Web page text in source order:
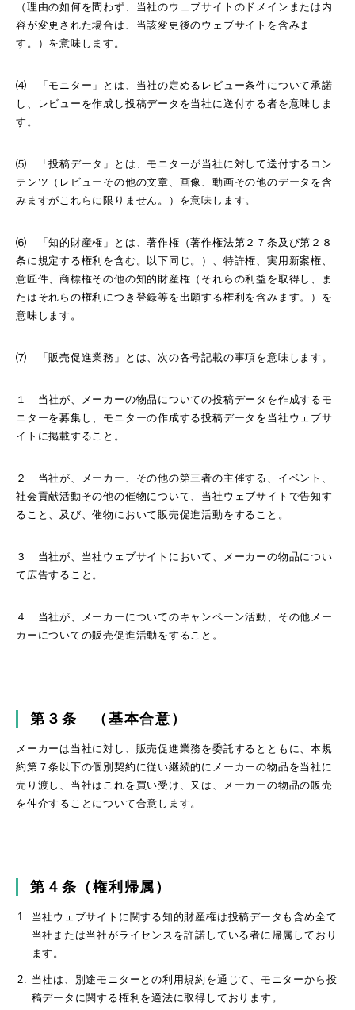
（理由の如何を問わず、当社のウェブサイトのドメインまたは内
容が変更された場合は、当該変更後のウェブサイトを含みま
す。）を意味します。
⑷ 「モニター」とは、当社の定めるレビュー条件について承諾
し、レビューを作成し投稿データを当社に送付する者を意味しま
す。
⑸ 「投稿データ」とは、モニターが当社に対して送付するコン
テンツ（レビューその他の文章、画像、動画その他のデータを含
みますがこれらに限りません。）を意味します。
⑹ 「知的財産権」とは、著作権（著作権法第２７条及び第２８
条に規定する権利を含む。以下同じ。）、特許権、実用新案権、
意匠件、商標権その他の知的財産権（それらの利益を取得し、ま
たはそれらの権利につき登録等を出願する権利を含みます。）を
意味します。
⑺ 「販売促進業務」とは、次の各号記載の事項を意味します。
１ 当社が、メーカーの物品についての投稿データを作成するモ
ニターを募集し、モニターの作成する投稿データを当社ウェブサ
イトに掲載すること。
２ 当社が、メーカー、その他の第三者の主催する、イベント、
社会貢献活動その他の催物について、当社ウェブサイトで告知す
ること、及び、催物において販売促進活動をすること。
３ 当社が、当社ウェブサイトにおいて、メーカーの物品につい
て広告すること。
４ 当社が、メーカーについてのキャンペーン活動、その他メー
カーについての販売促進活動をすること。
第３条 （基本合意）
メーカーは当社に対し、販売促進業務を委託するとともに、本規
約第７条以下の個別契約に従い継続的にメーカーの物品を当社に
売り渡し、当社はこれを買い受け、又は、メーカーの物品の販売
を仲介することについて合意します。
第４条（権利帰属）
当社ウェブサイトに関する知的財産権は投稿データも含め全て
当社または当社がライセンスを許諾している者に帰属しており
ます。
当社は、別途モニターとの利用規約を通じて、モニターから投
稿データに関する権利を適法に取得しております。